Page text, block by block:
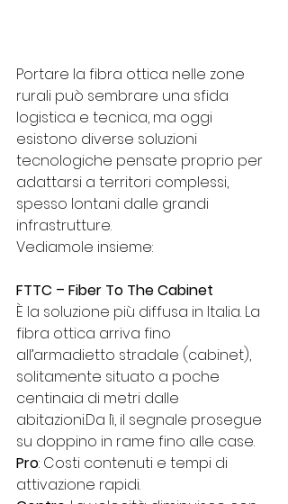
Portare la fibra ottica nelle zone
rurali può sembrare una sfida
logistica e tecnica, ma oggi
esistono diverse soluzioni
tecnologiche pensate proprio per
adattarsi a territori complessi,
spesso lontani dalle grandi
infrastrutture.
Vediamole insieme:
FTTC – Fiber To The Cabinet
È la soluzione più diffusa in Italia. La
fibra ottica arriva fino
all’armadietto stradale (cabinet),
solitamente situato a poche
centinaia di metri dalle
abitazioni.Da lì, il segnale prosegue
su doppino in rame fino alle case.
Pro: Costi contenuti e tempi di
attivazione rapidi.